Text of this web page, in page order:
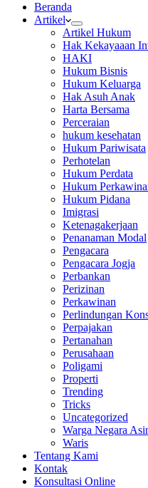
Beranda
Artikel
Artikel Hukum
Hak Kekayaaan
HAKI
Hukum Bisnis
Hukum Keluarga
Hak Asuh Anak
Harta Bersama
Perceraian
hukum kesehatan
Hukum Pariwisata
Perhotelan
Hukum Perdata
Hukum
Hukum Pidana
Imigrasi
Ketenagakerjaan
Penanaman Modal
Pengacara
Pengacara Jogja
Perbankan
Perizinan
Perkawinan
Perlindungan
Perpajakan
Pertanahan
Perusahaan
Poligami
Properti
Trending
Tricks
Uncategorized
Warga Negara
Waris
Tentang Kami
Kontak
Konsultasi Online